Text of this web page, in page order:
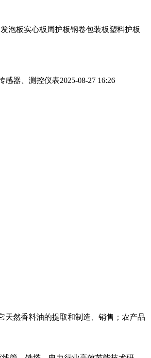
泡板实心板周护板钢卷包装板塑料护板
感器、测控仪表2025-08-27 16:26
天然香料油的提取和制造、销售；农产品